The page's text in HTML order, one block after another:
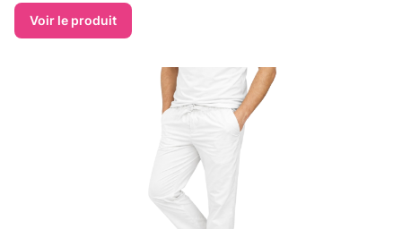
Voir le produit